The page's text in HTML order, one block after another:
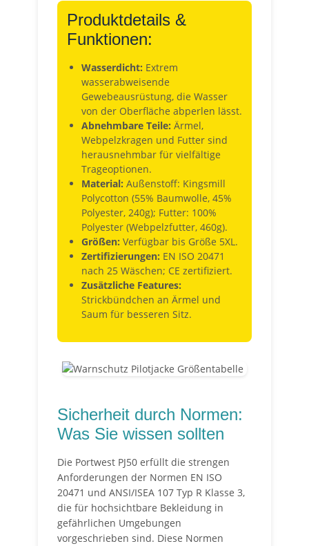
Produktdetails &
Funktionen:
Wasserdicht: Extrem
wasserabweisende
Gewebeausrüstung, die Wasser
von der Oberfläche abperlen lässt.
Abnehmbare Teile: Ärmel,
Webpelzkragen und Futter sind
herausnehmbar für vielfältige
Trageoptionen.
Material: Außenstoff: Kingsmill
Polycotton (55% Baumwolle, 45%
Polyester, 240g); Futter: 100%
Polyester (Webpelzfutter, 460g).
Größen: Verfügbar bis Größe 5XL.
Zertifizierungen: EN ISO 20471
nach 25 Wäschen; CE zertifiziert.
Zusätzliche Features:
Strickbündchen an Ärmel und
Saum für besseren Sitz.
Sicherheit durch Normen:
Was Sie wissen sollten
Die Portwest PJ50 erfüllt die strengen
Anforderungen der Normen EN ISO
20471 und ANSI/ISEA 107 Typ R Klasse 3,
die für hochsichtbare Bekleidung in
gefährlichen Umgebungen
vorgeschrieben sind. Diese Normen